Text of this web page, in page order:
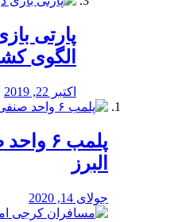
پارتی
الگوی
اکتبر 22, 2019
پلمب
البرز
جولای 14, 2020